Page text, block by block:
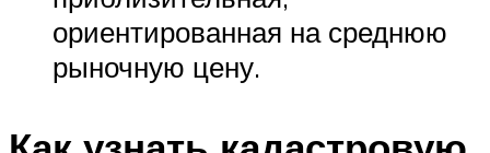
ориентированная на среднюю
рыночную цену.